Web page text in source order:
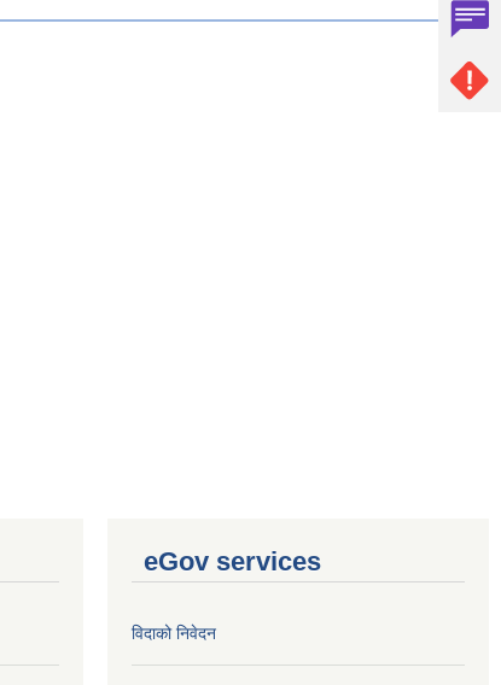
eGov services
विदाको निवेदन